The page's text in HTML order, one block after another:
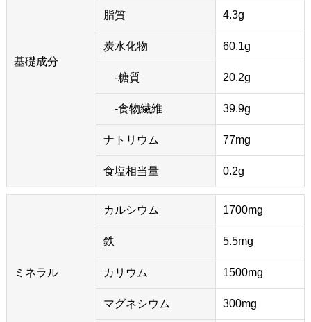
基礎成分
脂質 4.3g
炭水化物 60.1g
-糖質 20.2g
-食物繊維 39.9g
ナトリウム 77mg
食塩相当量 0.2g
ミネラル
カルシウム 1700mg
鉄 5.5mg
カリウム 1500mg
マグネシウム 300mg